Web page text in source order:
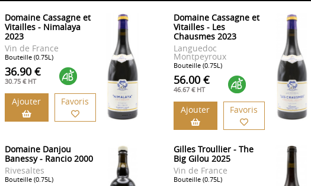
Domaine Cassagne et
Vitailles - Nimalaya
2023
Vin de France
Bouteille (0.75L)
36.90 €
30.75 € HT
Ajouter Favoris
Domaine Cassagne et
Vitailles - Les
Chausmes 2023
Languedoc
Montpeyroux
Bouteille (0.75L)
56.00 €
46.67 € HT
Ajouter Favoris
Domaine Danjou
Banessy - Rancio 2000
Rivesaltes
Bouteille (0.75L)
Gilles Troullier - The
Big Gilou 2025
Vin de France
Bouteille (0.75L)